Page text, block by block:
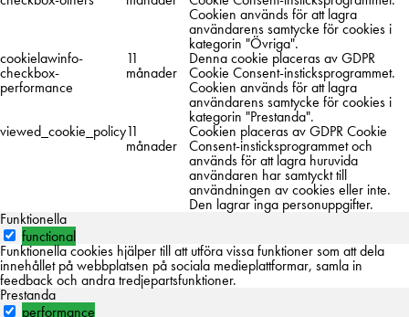
Cookien används för att lagra
användarens samtycke för cookies i
kategorin "Övriga".
cookielawinfo-
checkbox-
performance
11
månader
Denna cookie placeras av GDPR
Cookie Consent-insticksprogrammet.
Cookien används för att lagra
användarens samtycke för cookies i
kategorin "Prestanda".
viewed_cookie_policy11
månader
Cookien placeras av GDPR Cookie
Consent-insticksprogrammet och
används för att lagra huruvida
användaren har samtyckt till
användningen av cookies eller inte.
Den lagrar inga personuppgifter.
Funktionella
functional
Funktionella cookies hjälper till att utföra vissa funktioner som att dela
innehållet på webbplatsen på sociala medieplattformar, samla in
feedback och andra tredjepartsfunktioner.
Prestanda
performance